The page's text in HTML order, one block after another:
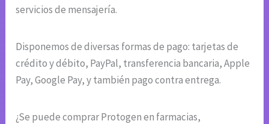
servicios de mensajería.
Disponemos de diversas formas de pago: tarjetas de
crédito y débito, PayPal, transferencia bancaria, Apple
Pay, Google Pay, y también pago contra entrega.
¿Se puede comprar Protogen en farmacias,